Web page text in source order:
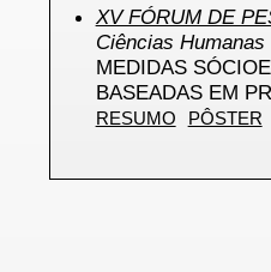
XV FÓRUM DE
Ciências
MEDIDAS
BASEADAS EM
RESUMO PÔSTER